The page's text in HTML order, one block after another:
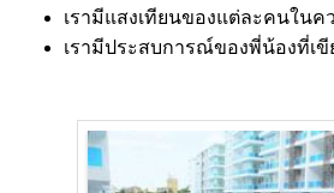
เรามีแสงเทียนของแต่ละคนใน
เรามีประสบการณ์ของพี่น้องที่เ